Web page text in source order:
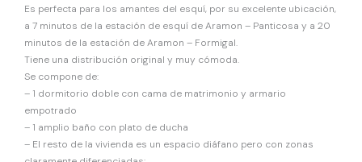
Es perfecta para los amantes del esquí, por su excelente ubicación,
a 7 minutos de la estación de esquí de Aramon – Panticosa y a 20
minutos de la estación de Aramon – Formigal.
Tiene una distribución original y muy cómoda.
Se compone de:
– 1 dormitorio doble con cama de matrimonio y armario
empotrado
– 1 amplio baño con plato de ducha
– El resto de la vivienda es un espacio diáfano pero con zonas